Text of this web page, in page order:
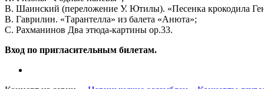
В. Шаинский (переложение У. Ютилы). «Песенка крокодила
В. Гаврилин. «Тарантелла» из балета «Анюта»;
С. Рахманинов Два этюда-картины ор.33.
Вход по пригласительным билетам.